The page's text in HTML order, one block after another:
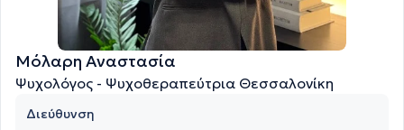
Μόλαρη Αναστασία
Ψυχολόγος - Ψυχοθεραπεύτρια Θεσσαλονίκη
Διεύθυνση